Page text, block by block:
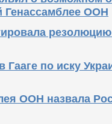
Генассамблее ООН
Гааге по иску
ООН назвала